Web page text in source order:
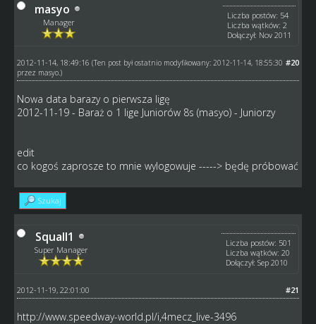
masyo
Manager
Liczba postów: 54
Liczba wątków: 2
Dołączył: Nov 2011
#20
2012-11-14, 18:49:16 (Ten post był ostatnio modyfikowany: 2012-11-14, 18:55:30
przez masyo.)
Nowa data barazy o pierwsza ligę
2012-11-19 - Baraż o 1 lige Juniorów 8s (masyo) - Juniorzy
edit
co kogoś zaprosze to mnie wylogowuje -----> będę próbować
Szukaj
Squall1
Super Manager
Liczba postów: 501
Liczba wątków: 20
Dołączył: Sep 2010
#21
2012-11-19, 22:01:00
http://www.speedway-world.pl/i,4mecz_live-3496